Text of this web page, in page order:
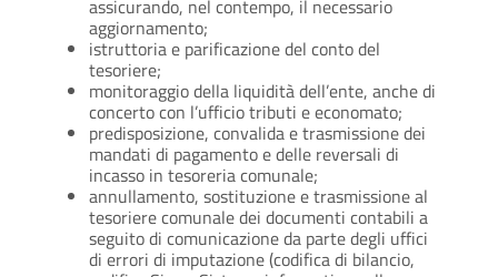
assicurando, nel contempo, il necessario
aggiornamento;
istruttoria e parificazione del conto del
tesoriere;
monitoraggio della liquidità dell’ente, anche di
concerto con l’ufficio tributi e economato;
predisposizione, convalida e trasmissione dei
mandati di pagamento e delle reversali di
incasso in tesoreria comunale;
annullamento, sostituzione e trasmissione al
tesoriere comunale dei documenti contabili a
seguito di comunicazione da parte degli uffici
di errori di imputazione (codifica di bilancio,